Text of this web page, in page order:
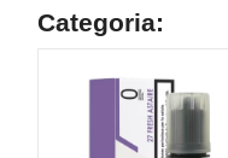
Categoria: